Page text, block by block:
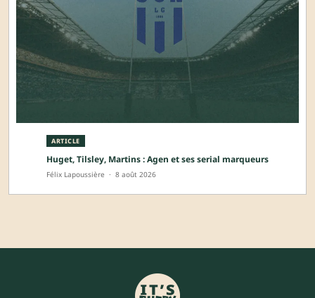
ARTICLE
Huget, Tilsley, Martins : Agen et ses serial marqueurs
Félix Lapoussière · 8 août 2026